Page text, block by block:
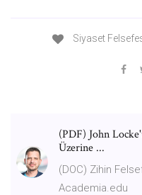
Siyaset
(PDF) John
Üzerine ...
(DOC) Zihin
Academia.edu